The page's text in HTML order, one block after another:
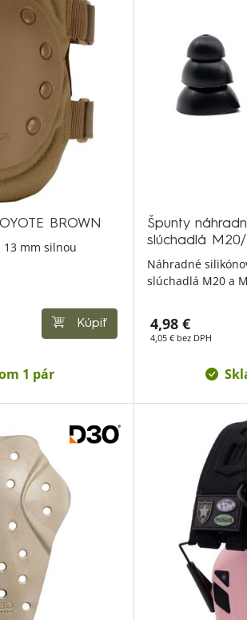
BROWN
13 mm silnou
Kúpiť
1 pár
Špunty
slúchadlá
Náhradné
slúchadlá M20 a
4,98 €
4,05 € bez DPH